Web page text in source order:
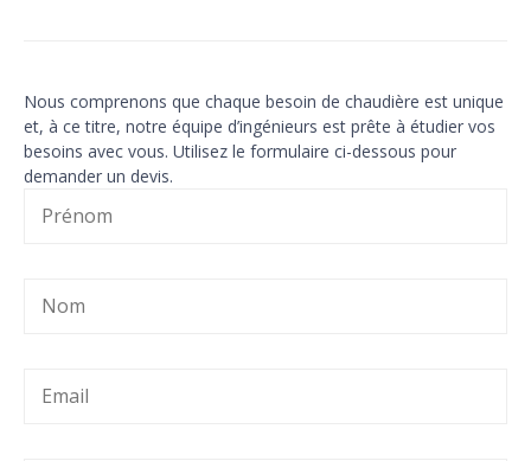
Nous comprenons que chaque besoin de chaudière est unique
et, à ce titre, notre équipe d’ingénieurs est prête à étudier vos
besoins avec vous. Utilisez le formulaire ci-dessous pour
demander un devis.